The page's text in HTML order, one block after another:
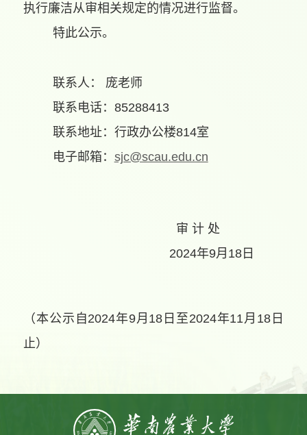
执行廉洁从审相关规定的情况进行监督。
特此公示。
联系人： 庞老师
联系电话： 85288413
联系地址：行政办公楼814室
电子邮箱： sjc@scau.edu.cn
审 计 处
2024年9月 18日
（本公示自2024年9月 18 日至2024年11 月 18日
止）